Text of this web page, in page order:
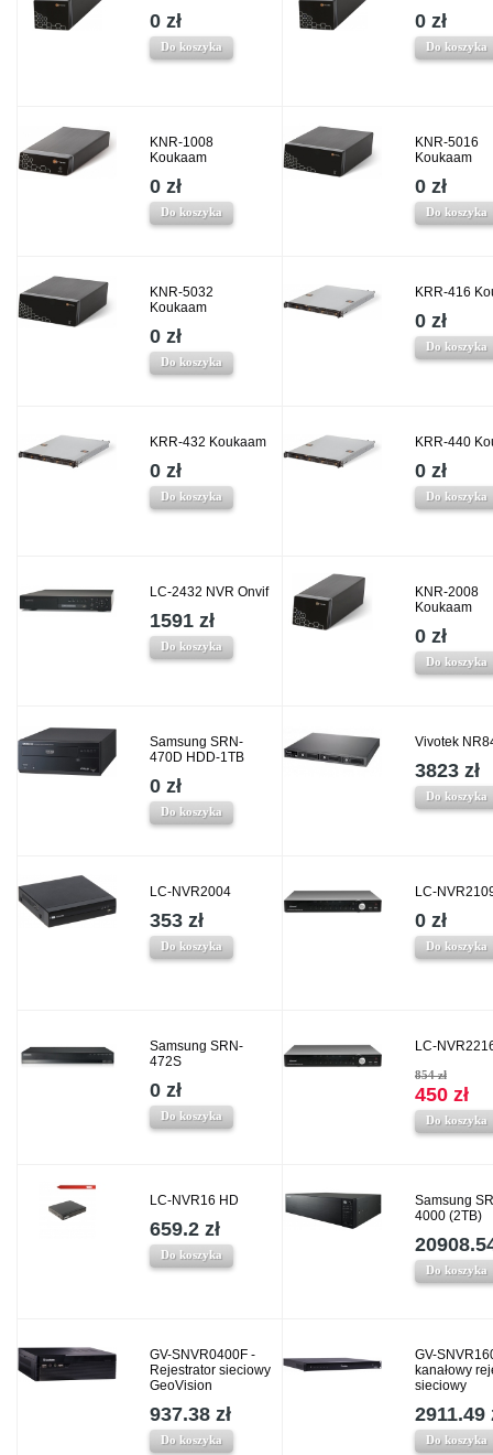
0 zł
Do koszyka
0 zł
Do koszyka
KNR-1008
Koukaam
0 zł
Do koszyka
KNR-5016
Koukaam
0 zł
Do koszyka
KNR-5032
Koukaam
0 zł
Do koszyka
KRR-416
0 zł
Do koszyka
KRR-432 Koukaam
0 zł
Do koszyka
KRR-440
0 zł
Do koszyka
LC-2432 NVR Onvif
1591 zł
Do koszyka
KNR-2008
Koukaam
0 zł
Do koszyka
Samsung SRN-
470D HDD-1TB
0 zł
Do koszyka
Vivotek
3823 zł
Do koszyka
LC-NVR2004
353 zł
Do koszyka
LC-
0 zł
Do koszyka
Samsung SRN-
472S
0 zł
Do koszyka
LC-
854 zł
450 zł
Do koszyka
LC-NVR16 HD
659.2 zł
Do koszyka
Samsung
4000 (2TB)
Do koszyka
GV-SNVR0400F -
Rejestrator sieciowy
GeoVision
937.38 zł
Do koszyka
GV-
kanałowy
sieciowy
2911.49
Do koszyka